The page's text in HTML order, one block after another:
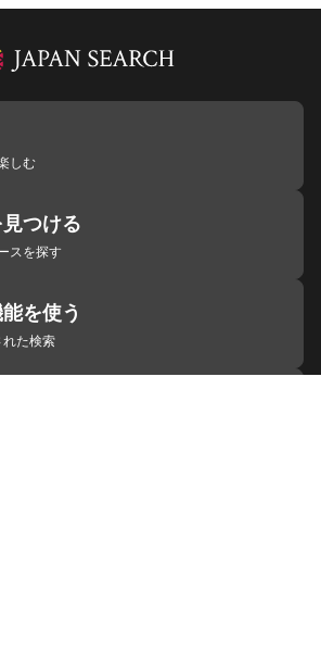
しむ
つける
スを探す
を使う
れた検索